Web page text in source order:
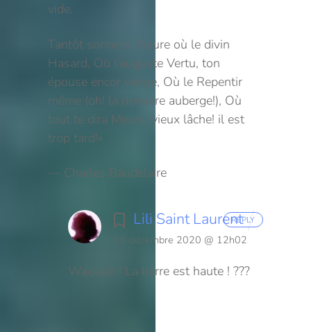
vide.
Tantôt sonnera l’heure où le divin
Hasard, Où l’auguste Vertu, ton
épouse encor vierge, Où le Repentir
même (oh! la dernière auberge!), Où
tout te dira Meurs, vieux lâche! il est
trop tard!»
— Charles Baudelaire
Lili Saint Laurent
10 décembre 2020 @ 12h02
Waouuh ! La barre est haute ! ???
REPLY